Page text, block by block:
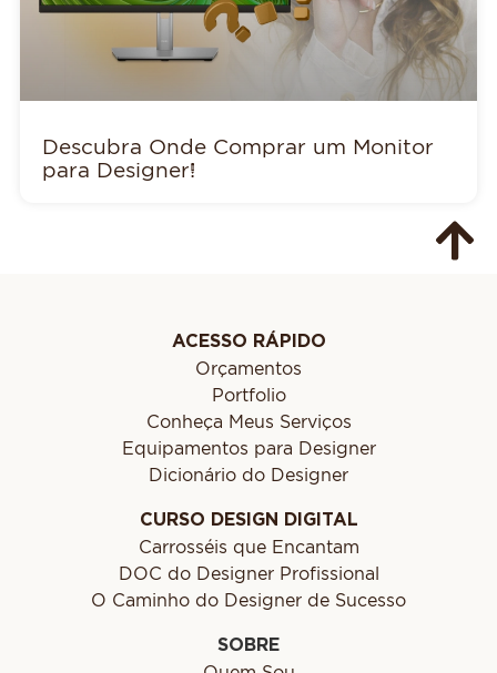
Descubra Onde Comprar um Monitor
para Designer!
ACESSO RÁPIDO
Orçamentos
Portfolio
Conheça Meus Serviços
Equipamentos para Designer
Dicionário do Designer
CURSO DESIGN DIGITAL
Carrosséis que Encantam
DOC do Designer Profissional
O Caminho do Designer de Sucesso
SOBRE